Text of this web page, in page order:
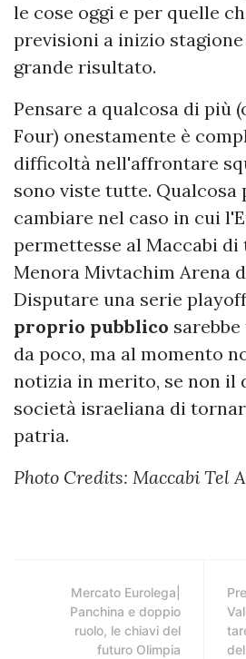
le cose oggi e per quelle
previsioni a inizio stagione
grande risultato.
Pensare a qualcosa di più
Four) onestamente è
difficoltà nell'affrontare
sono viste tutte. Qualcosa
cambiare nel caso in cui
permettesse al Maccabi
Menora Mivtachim Arena
Disputare una serie
proprio pubblico
da poco, ma al momento
notizia in merito, se non il
società israeliana di
patria.
Photo Credits: Maccabi Tel
Mercato Eurolega|
Panchina e doppio
ruolo, le chiavi del
futuro Olimpia